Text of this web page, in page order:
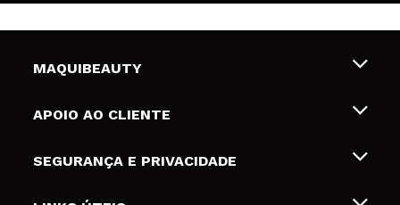
MAQUIBEAUTY
Sobre nós
Gift Cards
APOIO AO CLIENTE
Envios e Devoluções
SEGURANÇA E PRIVACIDADE
Termos e Privacidade